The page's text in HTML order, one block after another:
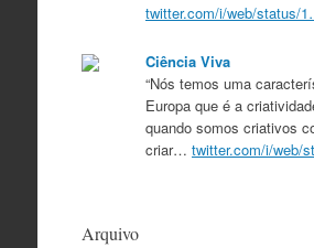
twitter.com/i/web/status/
Ciência Viva
“Nós temos uma
Europa que é a
quando somos criativos
criar… twitter.com/i/web/
Arquivo